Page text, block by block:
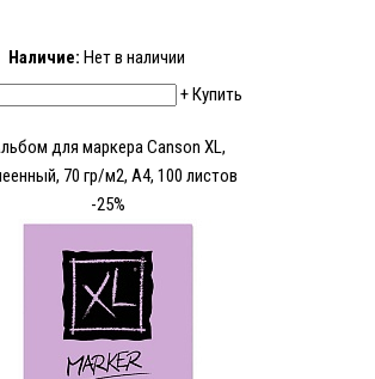
Наличие: Нет в наличии
+Купить
для маркера Canson XL,
70 гр/м2, A4, 100 листов
-25%